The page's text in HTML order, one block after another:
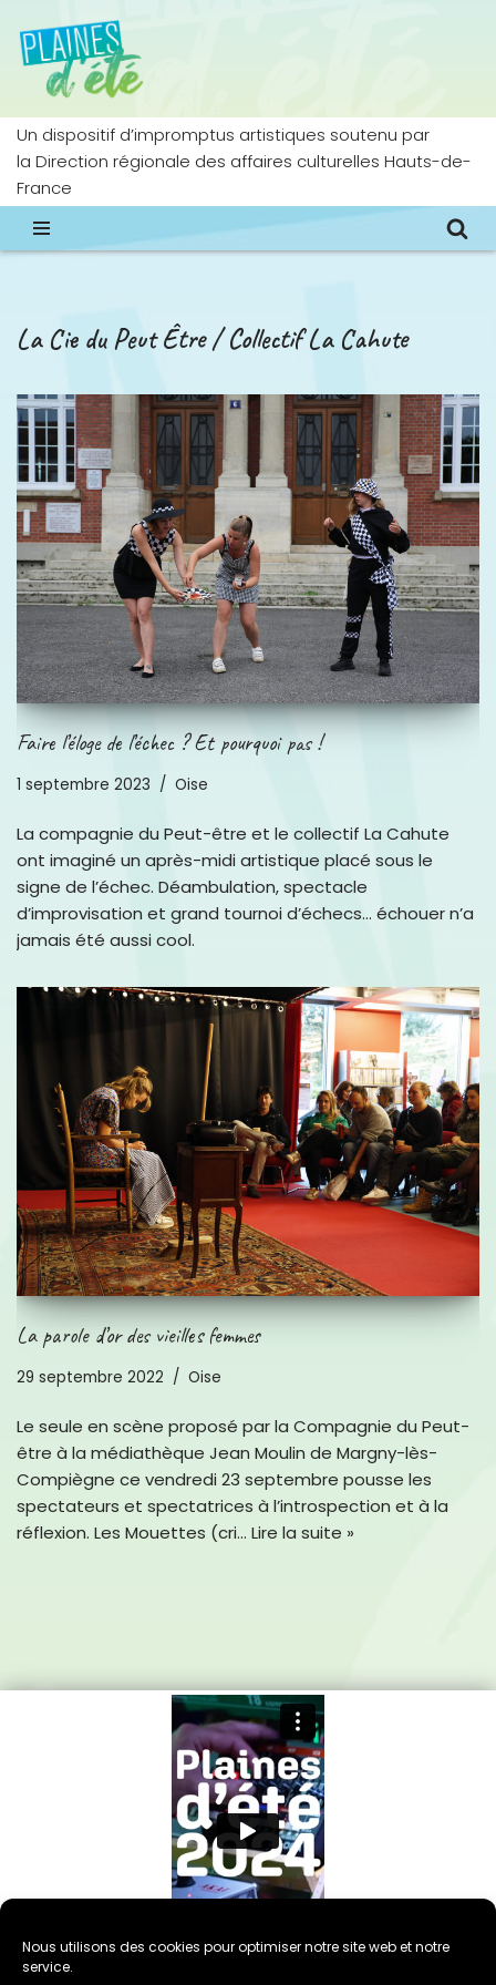
Nous utilisons des cookies pour optimiser notre site web et notre
service.
Aller
contenu
Un dispositif d’impromptus artistiques soutenu par
la Direction régionale des affaires culturelles Hauts-de-
France
La Cie du Peut Être / Collectif La Cahute
Faire l’éloge de l’échec ? Et pourquoi pas !
1 septembre 2023 Oise
La compagnie du Peut-être et le collectif La Cahute
ont imaginé un après-midi artistique placé sous le
signe de l’échec. Déambulation, spectacle
d’improvisation et grand tournoi d’échecs… échouer n’a
jamais été aussi cool.
La parole d’or des vieilles femmes
29 septembre 2022 Oise
Le seule en scène proposé par la Compagnie du Peut-
être à la médiathèque Jean Moulin de Margny-lès-
Compiègne ce vendredi 23 septembre pousse les
spectateurs et spectatrices à l’introspection et à la
réflexion. Les Mouettes (cri… Lire la suite »